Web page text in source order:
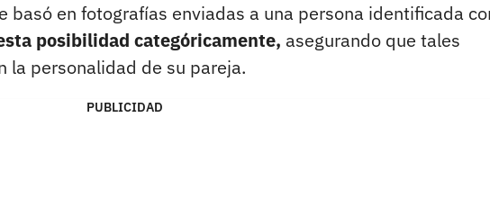
basó en fotografías enviadas a una persona identificada
posibilidad categóricamente, asegurando que tales
la personalidad de su pareja.
PUBLICIDAD